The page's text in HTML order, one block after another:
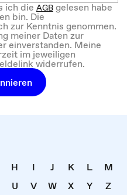
ich dieAGBgelesen habe
bin. Die
zur Kenntnis genommen.
meiner Daten zur
einverstanden. Meine
im jeweiligen
widerrufen.
H I J K L
M
U V W X Y
Z